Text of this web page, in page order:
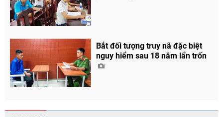
Bắt đối tượng truy nã đặc biệt
nguy hiểm sau 18 năm lẩn trốn